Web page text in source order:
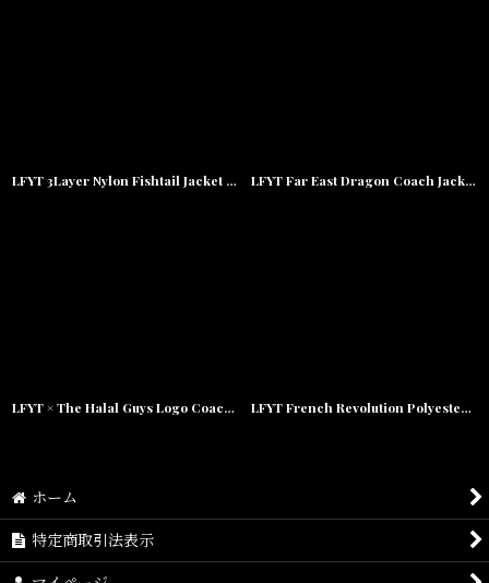
LFYT 3Layer Nylon Fishtail Jacket Yellow Black ナイロン フィッシュテール ジャケット マウンテンパーカー ラファイエット Lafayette LFYT Far East Dragon Coach Jacket Navy ファーイースト ドラゴン コーチジャケット Lafayette ラファイエット
LFYT × The Halal Guys Logo Coaches Jacket Black ハラルガイズ ロゴ コーチジャケット Lafayette ラファイエット LFYT French Revolution Polyester Jacket ポリエステル トラック ジャケット 総柄 ロゴ 刺繍 by Lafayette ラファイエット
ホーム
特定商取引法表示